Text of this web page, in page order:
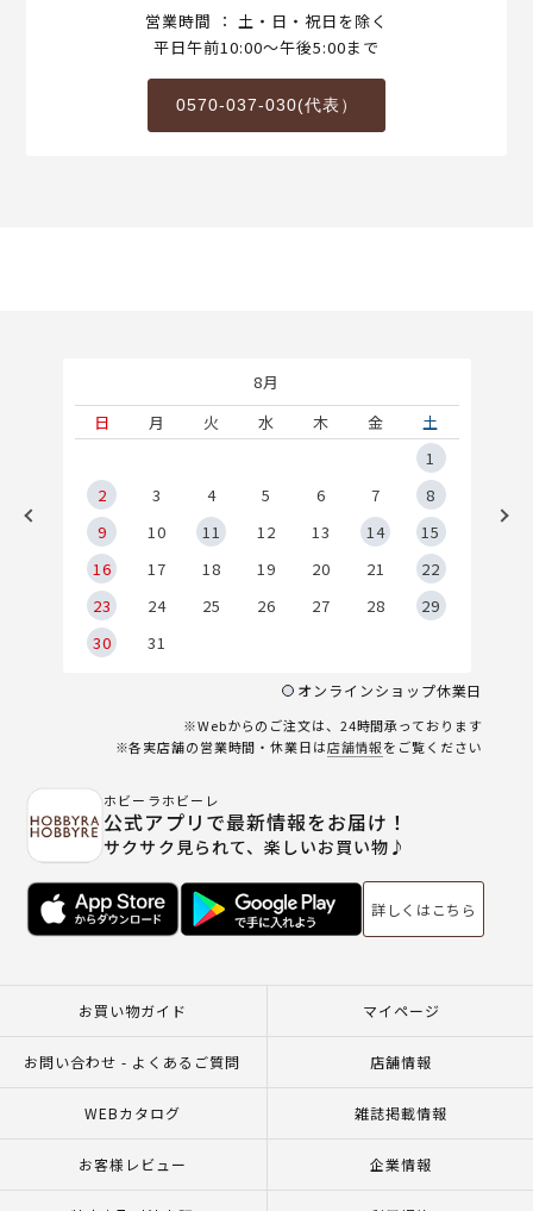
営業時間 ： 土・日・祝日を除く
平日午前10:00～午後5:00まで
0570-037-030(代表）
8月
日
月 火 水 木 金
土
1
2
3 4 5 6 7
8
9
10 11 12 13 14
15
16
17 18 19 20 21
22
23
24 25 26 27 28
29
30
31
オンラインショップ休業日
※Webからのご注文は、24時間承っております
※各実店舗の営業時間・休業日は店舗情報をご覧ください
ホビーラホビーレ
公式アプリで最新情報をお届け！
サクサク見られて、楽しいお買い物♪
詳しくはこちら
お買い物ガイド マイページ
お問い合わせ - よくあるご質問 店舗情報
WEBカタログ 雑誌掲載情報
お客様レビュー 企業情報